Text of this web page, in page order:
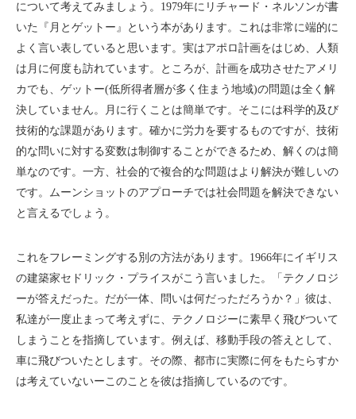
について考えてみましょう。1979年にリチャード・ネルソンが書
いた『月とゲットー』という本があります。これは非常に端的に
よく言い表していると思います。実はアポロ計画をはじめ、人類
は月に何度も訪れています。ところが、計画を成功させたアメリ
カでも、ゲットー(低所得者層が多く住まう地域)の問題は全く解
決していません。月に行くことは簡単です。そこには科学的及び
技術的な課題があります。確かに労力を要するものですが、技術
的な問いに対する変数は制御することができるため、解くのは簡
単なのです。一方、社会的で複合的な問題はより解決が難しいの
です。ムーンショットのアプローチでは社会問題を解決できない
と言えるでしょう。
これをフレーミングする別の方法があります。1966年にイギリス
の建築家セドリック・プライスがこう言いました。「テクノロジ
ーが答えだった。だが一体、問いは何だっただろうか？」彼は、
私達が一度止まって考えずに、テクノロジーに素早く飛びついて
しまうことを指摘しています。例えば、移動手段の答えとして、
車に飛びついたとします。その際、都市に実際に何をもたらすか
は考えていないーこのことを彼は指摘しているのです。